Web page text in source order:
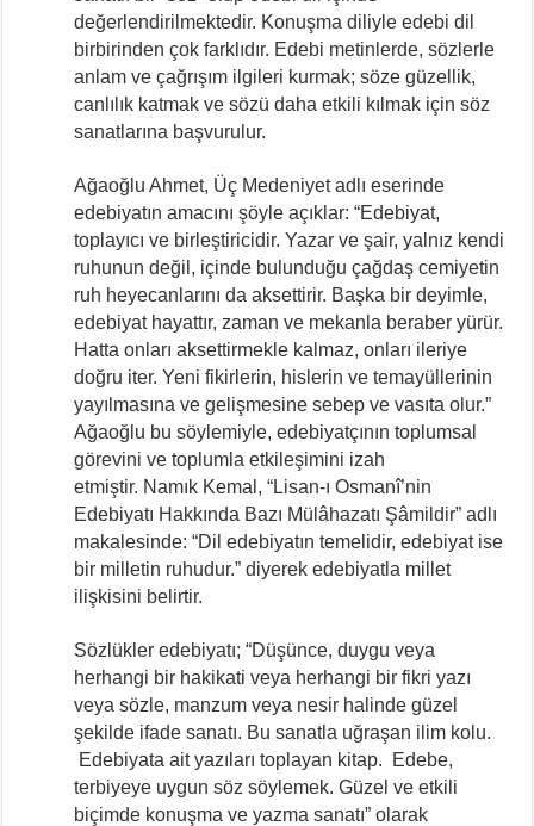
değerlendirilmektedir. Konuşma diliyle edebi dil
birbirinden çok farklıdır. Edebi metinlerde, sözlerle
anlam ve çağrışım ilgileri kurmak; söze güzellik,
canlılık katmak ve sözü daha etkili kılmak için söz
sanatlarına başvurulur.
Ağaoğlu Ahmet, Üç Medeniyet adlı eserinde
edebiyatın amacını şöyle açıklar: “Edebiyat,
toplayıcı ve birleştiricidir. Yazar ve şair, yalnız kendi
ruhunun değil, içinde bulunduğu çağdaş cemiyetin
ruh heyecanlarını da aksettirir. Başka bir deyimle,
edebiyat hayattır, zaman ve mekanla beraber yürür.
Hatta onları aksettirmekle kalmaz, onları ileriye
doğru iter. Yeni fikirlerin, hislerin ve temayüllerinin
yayılmasına ve gelişmesine sebep ve vasıta olur.”
Ağaoğlu bu söylemiyle, edebiyatçının toplumsal
görevini ve toplumla etkileşimini izah
etmiştir. Namık Kemal, “Lisan-ı Osmanî’nin
Edebiyatı Hakkında Bazı Mülâhazatı Şâmildir” adlı
makalesinde: “Dil edebiyatın temelidir, edebiyat ise
bir milletin ruhudur.” diyerek edebiyatla millet
ilişkisini belirtir.
Sözlükler edebiyatı; “Düşünce, duygu veya
herhangi bir hakikati veya herhangi bir fikri yazı
veya sözle, manzum veya nesir halinde güzel
şekilde ifade sanatı. Bu sanatla uğraşan ilim kolu.
Edebiyata ait yazıları toplayan kitap. Edebe,
terbiyeye uygun söz söylemek. Güzel ve etkili
biçimde konuşma ve yazma sanatı” olarak